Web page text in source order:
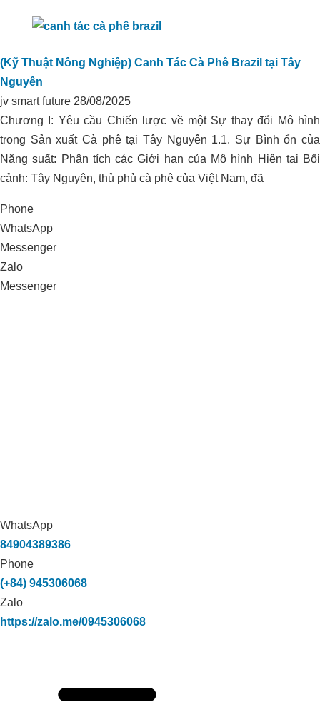
(Kỹ Thuật Nông Nghiệp) Canh Tác Cà Phê Brazil tại Tây
Nguyên
jv smart future 28/08/2025
Chương I: Yêu cầu Chiến lược về một Sự thay đổi Mô hình
trong Sản xuất Cà phê tại Tây Nguyên 1.1. Sự Bình ổn của
Năng suất: Phân tích các Giới hạn của Mô hình Hiện tại Bối
cảnh: Tây Nguyên, thủ phủ cà phê của Việt Nam, đã
Phone
WhatsApp
Messenger
Zalo
Messenger
WhatsApp
84904389386
Phone
(+84) 945306068
Zalo
https://zalo.me/0945306068